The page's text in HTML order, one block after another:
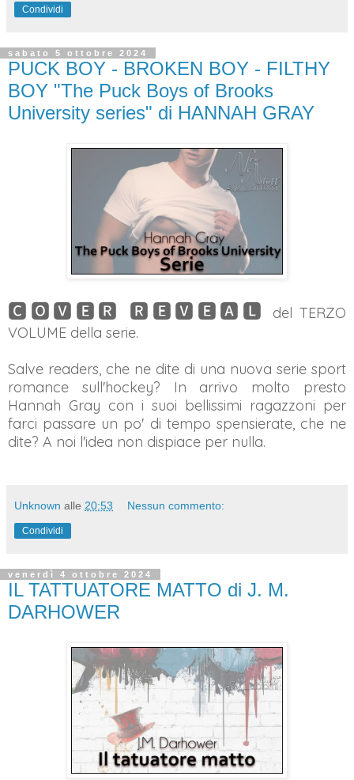
Condividi
sabato 5 ottobre 2024
PUCK BOY - BROKEN BOY - FILTHY
BOY "The Puck Boys of Brooks
University series" di HANNAH GRAY
🅲🅾🆅🅴🆁 🆁🅴🆅🅴🅰🅻
del TERZO
VOLUME della serie.
Salve readers, che ne dite di una nuova serie sport
romance sull'hockey? In arrivo molto presto
Hannah Gray con i suoi bellissimi ragazzoni per
farci passare un po' di tempo spensierate, che ne
dite? A noi l'idea non dispiace per nulla.
Unknown alle 20:53 Nessun commento:
Condividi
venerdì 4 ottobre 2024
IL TATTUATORE MATTO di J. M.
DARHOWER